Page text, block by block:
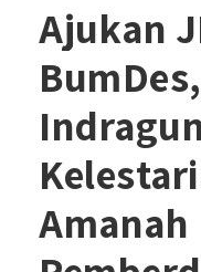
Ajukan
Amanah